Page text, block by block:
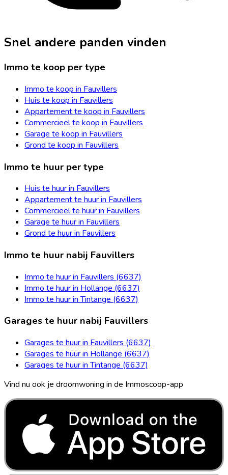
Snel andere panden vinden
Immo te koop per type
Immo te koop in Fauvillers
Huis te koop in Fauvillers
Appartement te koop in Fauvillers
Commercieel te koop in Fauvillers
Garage te koop in Fauvillers
Grond te koop in Fauvillers
Immo te huur per type
Huis te huur in Fauvillers
Appartement te huur in Fauvillers
Commercieel te huur in Fauvillers
Garage te huur in Fauvillers
Grond te huur in Fauvillers
Immo te huur nabij Fauvillers
Immo te huur in Fauvillers (6637)
Immo te huur in Hollange (6637)
Immo te huur in Tintange (6637)
Garages te huur nabij Fauvillers
Garages te huur in Fauvillers (6637)
Garages te huur in Hollange (6637)
Garages te huur in Tintange (6637)
Vind nu ook je droomwoning in de Immoscoop-app